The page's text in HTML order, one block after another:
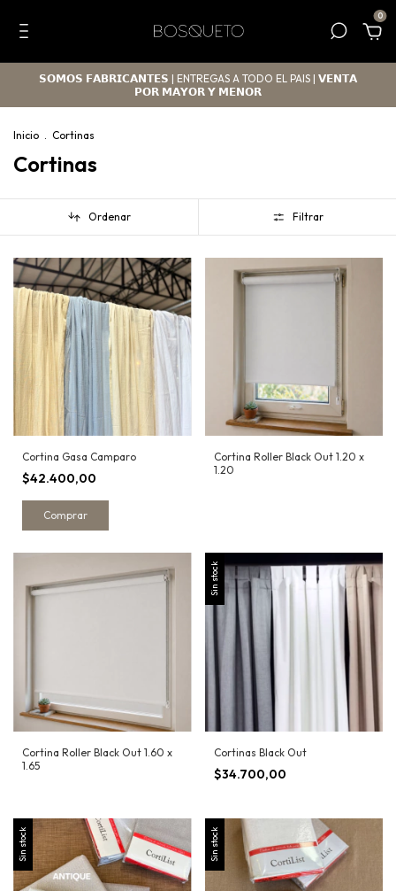
0
𝗦𝗢𝗠𝗢𝗦 𝗙𝗔𝗕𝗥𝗜𝗖𝗔𝗡𝗧𝗘𝗦 | ENTREGAS A TODO EL PAIS | 𝗩𝗘𝗡𝗧𝗔
𝗣𝗢𝗥 𝗠𝗔𝗬𝗢𝗥 𝗬 𝗠𝗘𝗡𝗢𝗥
Inicio . Cortinas
Cortinas
Ordenar Filtrar
Cortina Gasa Camparo
$42.400,00
Comprar
Cortina Roller Black Out 1.20 x
1.20
Cortina Roller Black Out 1.60 x
1.65
Sin stock
Cortinas Black Out
$34.700,00
Sin stock Sin stock